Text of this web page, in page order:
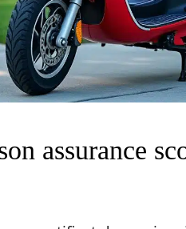
assurance